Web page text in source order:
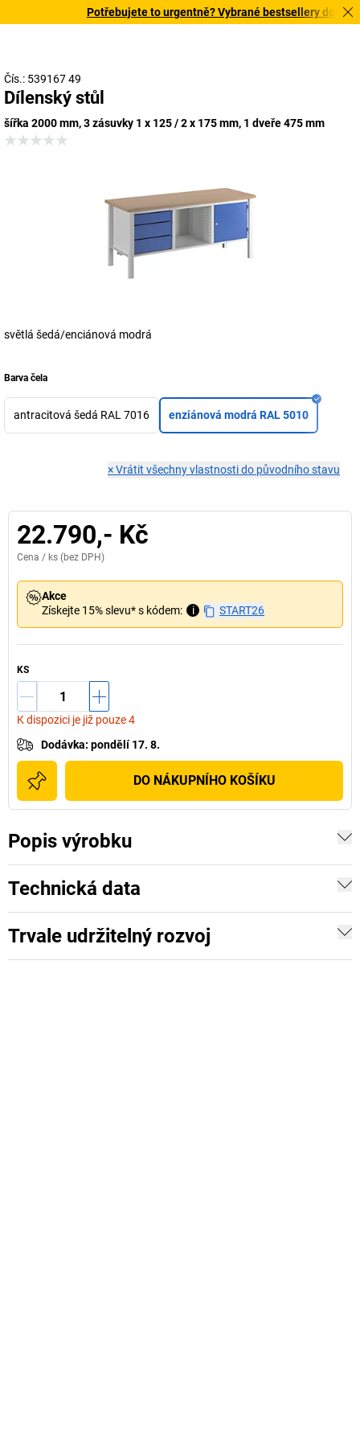
Potřebujete to urgentně? Vybrané bestsellery
Čís.: 539167 49
Dílenský stůl
šířka 2000 mm, 3 zásuvky 1 x 125 / 2 x 175 mm, 1 dveře 475 mm
světlá šedá/enciánová modrá
Barva čela
antracitová šedá RAL 7016 enziánová modrá RAL 5010
×Vrátit všechny vlastnosti do původního stavu
22.790,- Kč
Cena / ks (bez DPH)
Akce
Získejte 15% slevu* s kódem:
i START26
KS
K dispozici je již pouze 4
Dodávka: pondělí 17. 8.
DO NÁKUPNÍHO KOŠÍKU
Popis výrobku
Technická data
Trvale udržitelný rozvoj